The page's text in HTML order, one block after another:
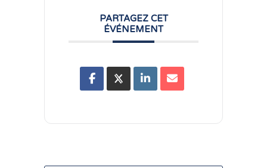
PARTAGEZ CET
ÉVÉNEMENT